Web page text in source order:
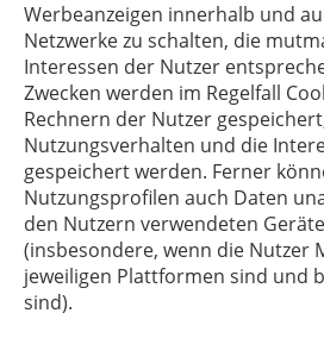
Werbeanzeigen innerhalb und
Netzwerke zu schalten, die
Interessen der Nutzer
Zwecken werden im Regelfall
Rechnern der Nutzer
Nutzungsverhalten und die
gespeichert werden. Ferner
Nutzungsprofilen auch Daten
den Nutzern verwendeten
(insbesondere, wenn die Nutzer
jeweiligen Plattformen sind und
sind).